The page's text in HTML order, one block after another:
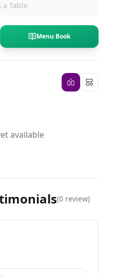
a Table
Menu Book
available
(0 review)